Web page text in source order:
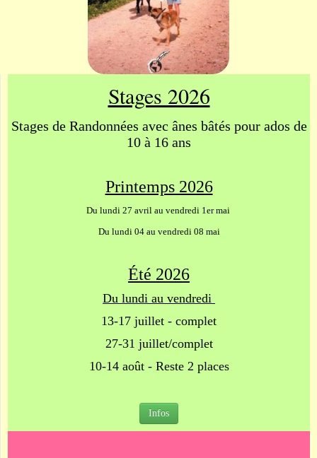
Stages 2026
Stages de Randonnées avec ânes bâtés pour ados de
10 à 16 ans
Printemps 2026
Du lundi 27 avril au vendredi 1er mai
Du lundi 04 au vendredi 08 mai
Été 2026
Du lundi au vendredi
13-17 juillet - complet
27-31 juillet/complet
10-14 août - Reste 2 places
Infos